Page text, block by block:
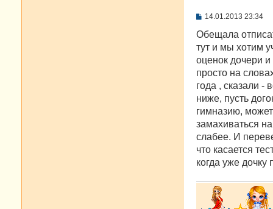
С
о
щ
е
н
и
е
14.01.2013 23:34
Обещала
тут и мы хотим
оценок дочери
просто на
года , сказали -
ниже, пусть
гимназию,
замахиваться
слабее. И
что касается
когда уже